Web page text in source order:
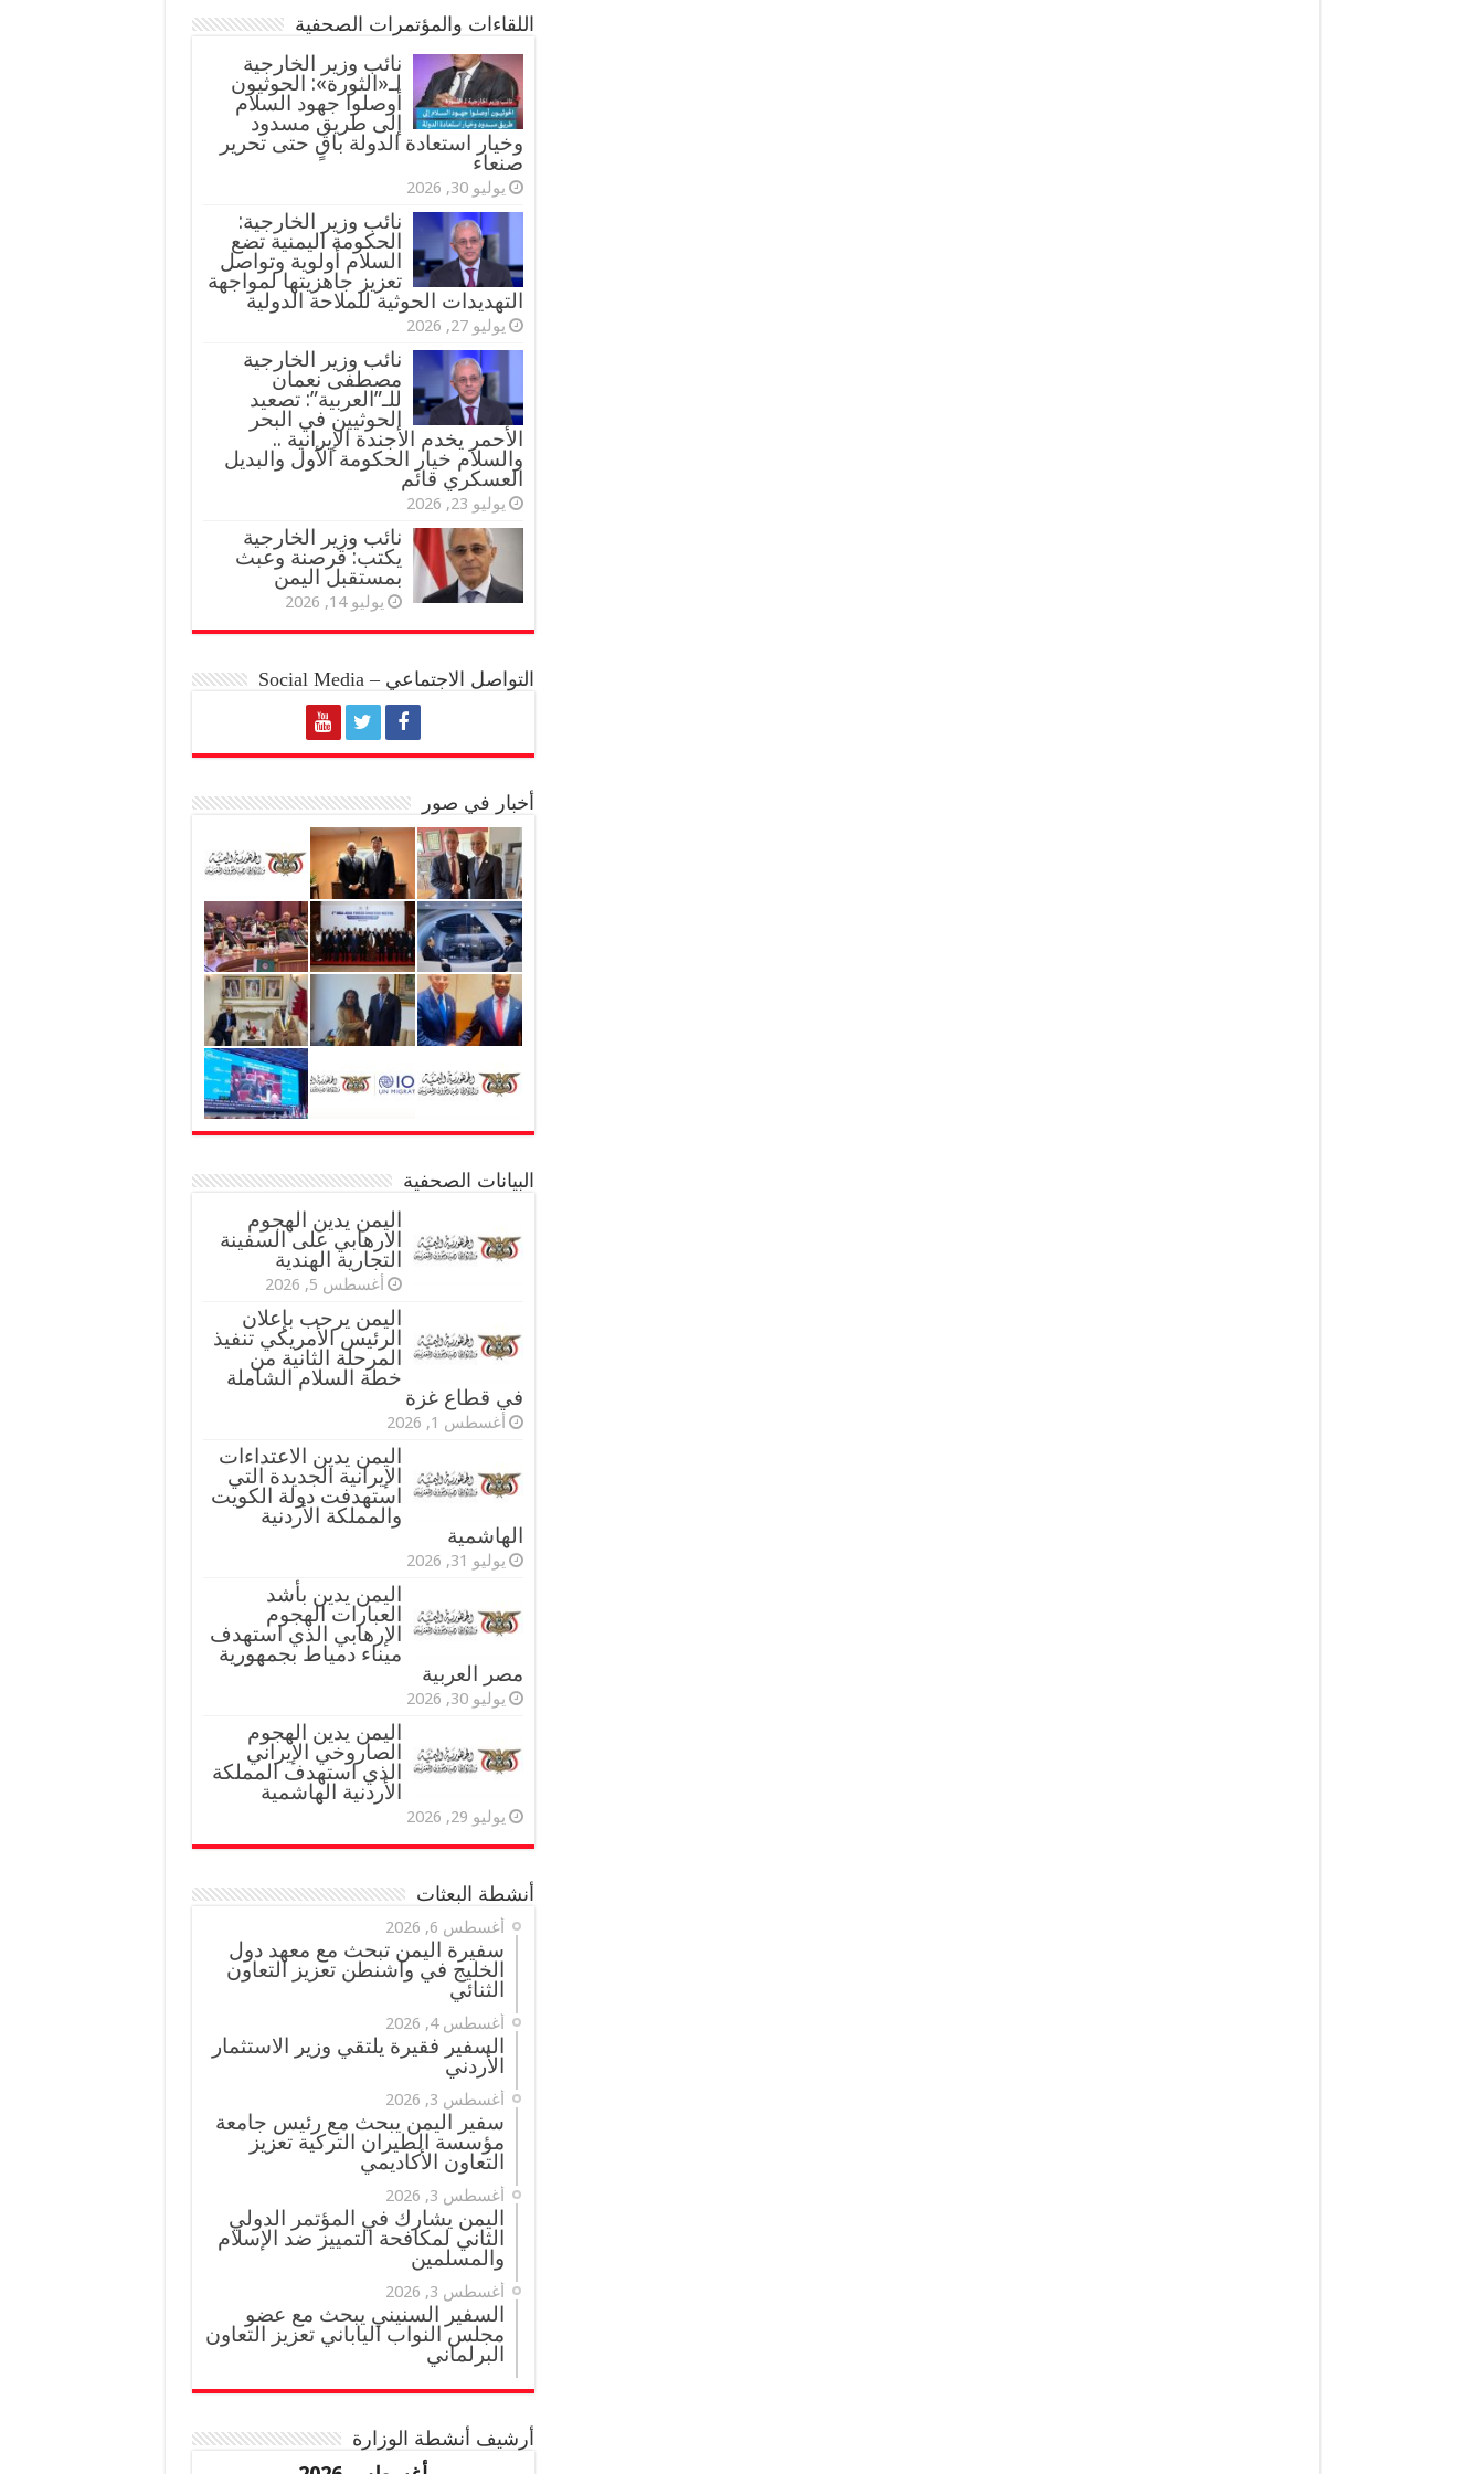
اللقاءات والمؤتمرات الصحفية
‏نائب وزير الخارجية
لـ«الثورة»: الحوثيون
أوصلوا جهود السلام
إلى طريق مسدود
وخيار استعادة الدولة باقٍ حتى تحرير
صنعاء
يوليو 30, 2026
نائب وزير الخارجية:
الحكومة اليمنية تضع
السلام أولوية وتواصل
تعزيز جاهزيتها لمواجهة
التهديدات الحوثية للملاحة الدولية
يوليو 27, 2026
نائب وزير الخارجية
مصطفى نعمان
للـ”العربية”: تصعيد
الحوثيين في البحر
الأحمر يخدم الأجندة الإيرانية ..
والسلام خيار الحكومة الأول والبديل
العسكري قائم
يوليو 23, 2026
نائب وزير الخارجية
يكتب: قرصنة وعبث
بمستقبل اليمن
يوليو 14, 2026
التواصل الاجتماعي – Social Media
أخبار في صور
البيانات الصحفية
اليمن يدين الهجوم
الارهابي على السفينة
التجارية الهندية
أغسطس 5, 2026
اليمن يرحب بإعلان
الرئيس الأمريكي تنفيذ
المرحلة الثانية من
خطة السلام الشاملة
في قطاع غزة
أغسطس 1, 2026
اليمن يدين الاعتداءات
الإيرانية الجديدة التي
استهدفت دولة الكويت
والمملكة الأردنية
الهاشمية
يوليو 31, 2026
اليمن يدين بأشد
العبارات الهجوم
الإرهابي الذي استهدف
ميناء دمياط بجمهورية
مصر العربية
يوليو 30, 2026
اليمن يدين الهجوم
الصاروخي الإيراني
الذي استهدف المملكة
الأردنية الهاشمية
يوليو 29, 2026
أنشطة البعثات
أغسطس 6, 2026
سفيرة اليمن تبحث مع معهد دول
الخليج في واشنطن تعزيز التعاون
الثنائي
أغسطس 4, 2026
السفير فقيرة يلتقي وزير الاستثمار
الأردني
أغسطس 3, 2026
سفير اليمن يبحث مع رئيس جامعة
مؤسسة الطيران التركية تعزيز
التعاون الأكاديمي
أغسطس 3, 2026
اليمن يشارك في المؤتمر الدولي
الثاني لمكافحة التمييز ضد الإسلام
والمسلمين
أغسطس 3, 2026
السفير السنيني يبحث مع عضو
مجلس النواب الياباني تعزيز التعاون
البرلماني
أرشيف أنشطة الوزارة